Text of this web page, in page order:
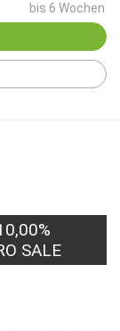
bis 6 Wochen
SALE